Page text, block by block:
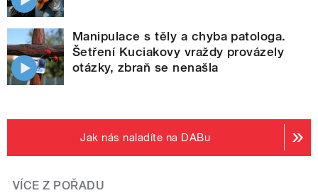
Manipulace s těly a chyba patologa.
Šetření Kuciakovy vraždy provázely
otázky, zbraň se nenašla
Jak nás naladíte na DABu
VÍCE Z POŘADU